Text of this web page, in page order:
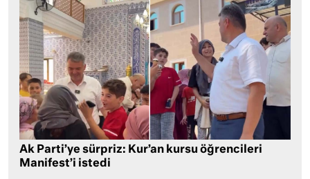
Ak Parti’ye sürpriz: Kur’an kursu öğrencileri
Manifest’i istedi